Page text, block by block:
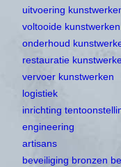
uitvoering
voltooide kunstwerken
onderhoud
restauratie
vervoer kunstwerken
logistiek
inrichting
engineering
artisans
beveiliging bronzen